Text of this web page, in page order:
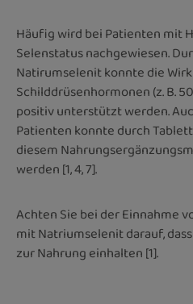
Häufig wird bei Patienten mit
Selenstatus nachgewiesen.
Natirumselenit konnte die
Schilddrüsenhormonen (z. B.
positiv unterstützt werden.
Patienten konnte durch
diesem
werden [1, 4, 7].
Achten Sie bei der Einnahme
mit Natriumselenit darauf,
zur Nahrung einhalten [1].